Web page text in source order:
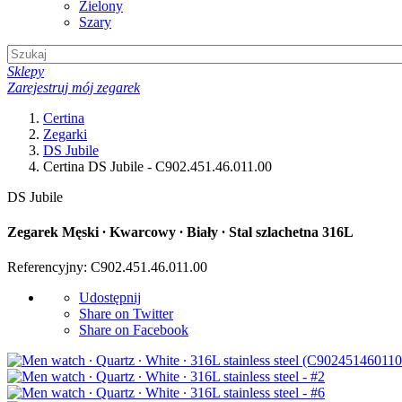
Zielony
Szary
Sklepy
Zarejestruj mój zegarek
Certina
Zegarki
DS Jubile
Certina DS Jubile - C902.451.46.011.00
DS Jubile
Zegarek Męski ∙ Kwarcowy ∙ Biały ∙ Stal szlachetna 316L
Referencyjny: C902.451.46.011.00
Udostępnij
Share on Twitter
Share on Facebook